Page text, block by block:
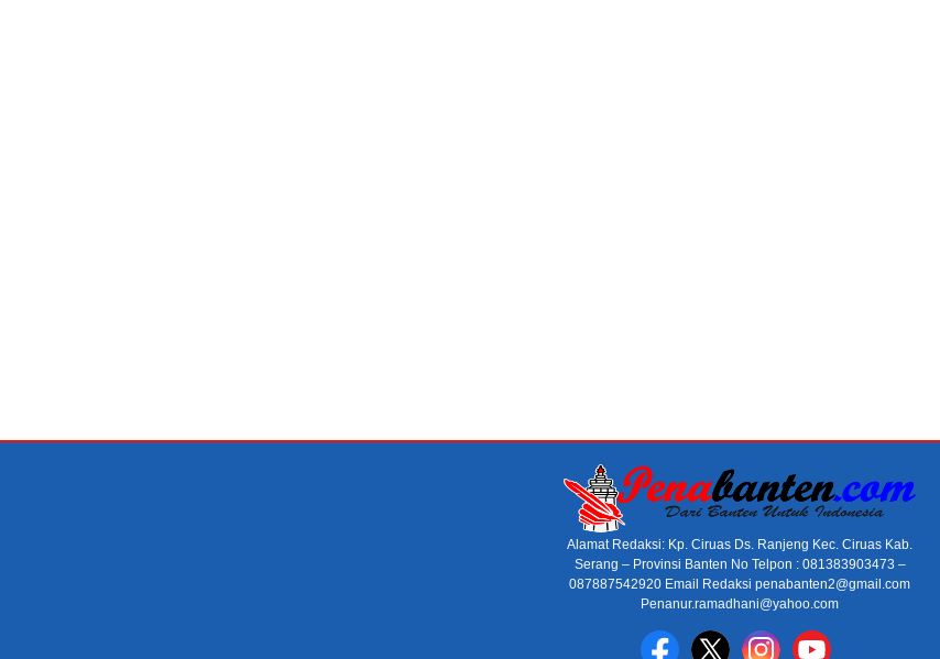
Alamat Redaksi: Kp. Ciruas Ds. Ranjeng Kec. Ciruas Kab.
Serang – Provinsi Banten No Telpon : 081383903473 –
087887542920 Email Redaksi penabanten2@gmail.com
Penanur.ramadhani@yahoo.com